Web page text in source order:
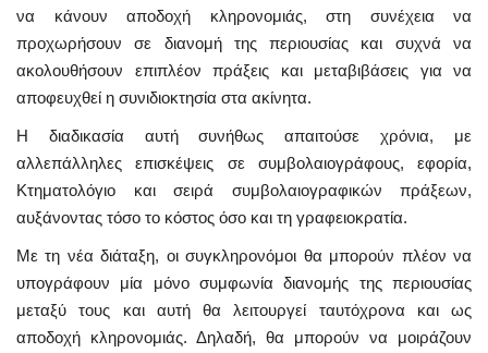
να κάνουν αποδοχή κληρονομιάς, στη συνέχεια να
προχωρήσουν σε διανομή της περιουσίας και συχνά να
ακολουθήσουν επιπλέον πράξεις και μεταβιβάσεις για να
αποφευχθεί η συνιδιοκτησία στα ακίνητα.
Η διαδικασία αυτή συνήθως απαιτούσε χρόνια, με
αλλεπάλληλες επισκέψεις σε συμβολαιογράφους, εφορία,
Κτηματολόγιο και σειρά συμβολαιογραφικών πράξεων,
αυξάνοντας τόσο το κόστος όσο και τη γραφειοκρατία.
Με τη νέα διάταξη, οι συγκληρονόμοι θα μπορούν πλέον να
υπογράφουν μία μόνο συμφωνία διανομής της περιουσίας
μεταξύ τους και αυτή θα λειτουργεί ταυτόχρονα και ως
αποδοχή κληρονομιάς. Δηλαδή, θα μπορούν να μοιράζουν